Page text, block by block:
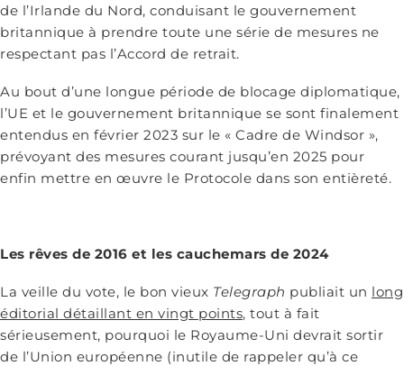
de l’Irlande du Nord, conduisant le gouvernement
britannique à prendre toute une série de mesures ne
respectant pas l’Accord de retrait.
Au bout d’une longue période de blocage diplomatique,
l’UE et le gouvernement britannique se sont finalement
entendus en février 2023 sur le « Cadre de Windsor »,
prévoyant des mesures courant jusqu’en 2025 pour
enfin mettre en œuvre le Protocole dans son entièreté.
Les rêves de 2016 et les cauchemars de 2024
La veille du vote, le bon vieux Telegraph publiait un long
éditorial détaillant en vingt points, tout à fait
sérieusement, pourquoi le Royaume-Uni devrait sortir
de l’Union européenne (inutile de rappeler qu’à ce